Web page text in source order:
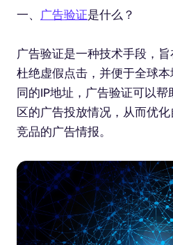
一、 广告验证是什么？
广告验证是一种技术手段，
杜绝虚假点击，并便于全球
同的IP地址，广告验证可以
区的广告投放情况，从而优
竞品的广告情报。